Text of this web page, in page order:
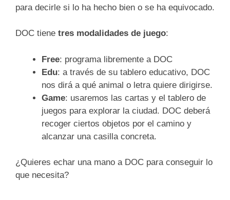
para decirle si lo ha hecho bien o se ha equivocado.
DOC tiene tres modalidades de juego:
Free: programa libremente a DOC
Edu: a través de su tablero educativo, DOC
nos dirá a qué animal o letra quiere dirigirse.
Game: usaremos las cartas y el tablero de
juegos para explorar la ciudad. DOC deberá
recoger ciertos objetos por el camino y
alcanzar una casilla concreta.
¿Quieres echar una mano a DOC para conseguir lo
que necesita?